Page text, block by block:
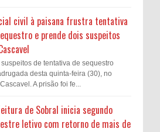
civil à paisana frustra tentativa
e prende dois suspeitos
suspeitos de tentativa de sequestro
desta quinta-feira (30), no
A prisão foi fe...
de Sobral inicia segundo
letivo com retorno de mais de